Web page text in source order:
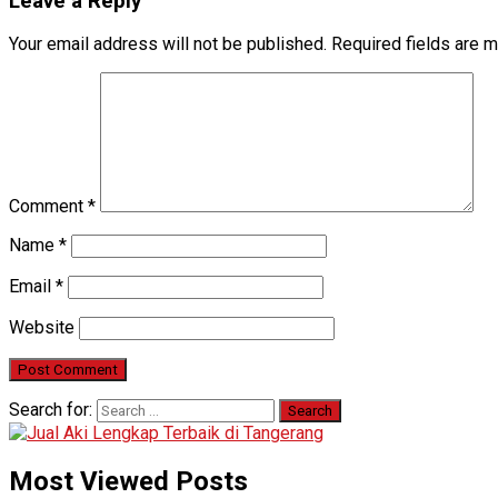
Your email address will not be published. Required fields are
Comment *
Name *
Email *
Website
Search for:
Most Viewed Posts